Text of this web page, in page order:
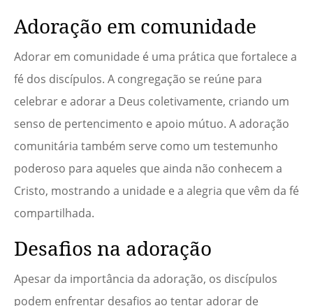
Adoração em comunidade
Adorar em comunidade é uma prática que fortalece a
fé dos discípulos. A congregação se reúne para
celebrar e adorar a Deus coletivamente, criando um
senso de pertencimento e apoio mútuo. A adoração
comunitária também serve como um testemunho
poderoso para aqueles que ainda não conhecem a
Cristo, mostrando a unidade e a alegria que vêm da fé
compartilhada.
Desafios na adoração
Apesar da importância da adoração, os discípulos
podem enfrentar desafios ao tentar adorar de